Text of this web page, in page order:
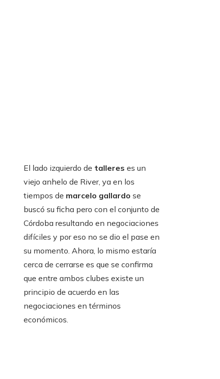
El lado izquierdo de talleres es un
viejo anhelo de River, ya en los
tiempos de marcelo gallardo se
buscó su ficha pero con el conjunto de
Córdoba resultando en negociaciones
difíciles y por eso no se dio el pase en
su momento. Ahora, lo mismo estaría
cerca de cerrarse es que se confirma
que entre ambos clubes existe un
principio de acuerdo en las
negociaciones en términos
económicos.